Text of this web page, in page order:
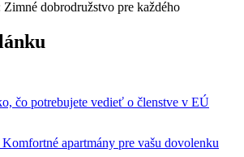
čo potrebujete vedieť o členstve v EÚ
apartmány pre vašu dovolenku